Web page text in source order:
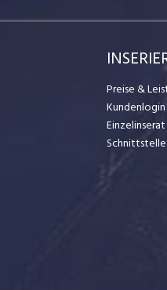
Preise &
Kundenlogin
Schnittstelle